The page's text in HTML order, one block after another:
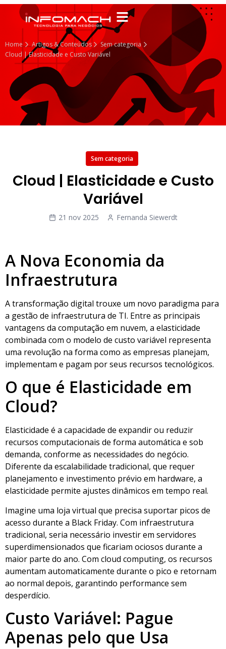
Home Artigos & Conteúdos
Sem categoria
Cloud | Elasticidade e Custo Variável
Sem categoria
Cloud | Elasticidade e Custo
Variável
21 nov 2025 Fernanda Siewerdt
A Nova Economia da
Infraestrutura
A transformação digital trouxe um novo paradigma para
a gestão de infraestrutura de TI. Entre as principais
vantagens da computação em nuvem, a elasticidade
combinada com o modelo de custo variável representa
uma revolução na forma como as empresas planejam,
implementam e pagam por seus recursos tecnológicos.
O que é Elasticidade em
Cloud?
Elasticidade é a capacidade de expandir ou reduzir
recursos computacionais de forma automática e sob
demanda, conforme as necessidades do negócio.
Diferente da escalabilidade tradicional, que requer
planejamento e investimento prévio em hardware, a
elasticidade permite ajustes dinâmicos em tempo real.
Imagine uma loja virtual que precisa suportar picos de
acesso durante a Black Friday. Com infraestrutura
tradicional, seria necessário investir em servidores
superdimensionados que ficariam ociosos durante a
maior parte do ano. Com cloud computing, os recursos
aumentam automaticamente durante o pico e retornam
ao normal depois, garantindo performance sem
desperdício.
Custo Variável: Pague
Apenas pelo que Usa